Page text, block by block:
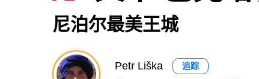
尼泊尔最美王城
Petr Liška 追踪